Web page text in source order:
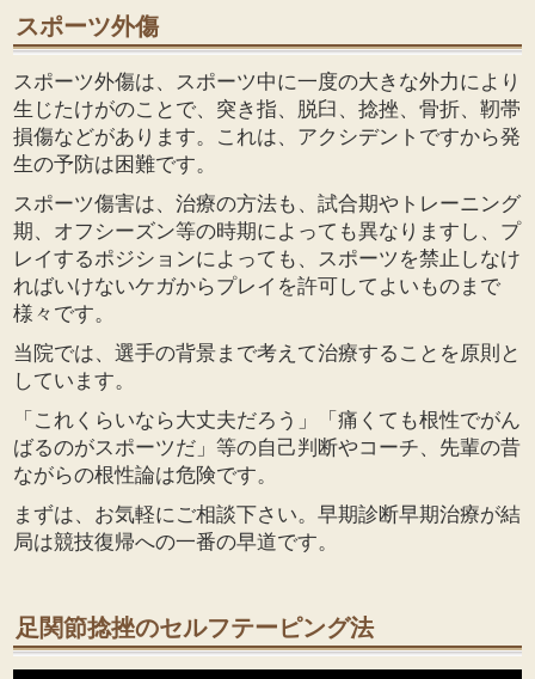
スポーツ外傷
スポーツ外傷は、スポーツ中に一度の大きな外力により
生じたけがのことで、突き指、脱臼、捻挫、骨折、靭帯
損傷などがあります。これは、アクシデントですから発
生の予防は困難です。
スポーツ傷害は、治療の方法も、試合期やトレーニング
期、オフシーズン等の時期によっても異なりますし、プ
レイするポジションによっても、スポーツを禁止しなけ
ればいけないケガからプレイを許可してよいものまで
様々です。
当院では、選手の背景まで考えて治療することを原則と
しています。
「これくらいなら大丈夫だろう」「痛くても根性でがん
ばるのがスポーツだ」等の自己判断やコーチ、先輩の昔
ながらの根性論は危険です。
まずは、お気軽にご相談下さい。早期診断早期治療が結
局は競技復帰への一番の早道です。
足関節捻挫のセルフテーピング法